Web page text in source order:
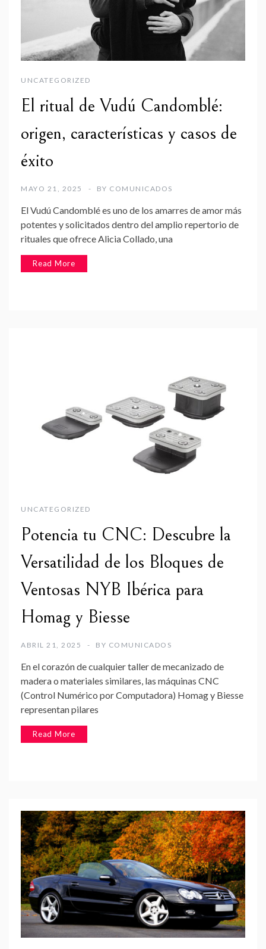
UNCATEGORIZED
El ritual de Vudú Candomblé:
origen, características y casos de
éxito
MAYO 21, 2025 BY COMUNICADOS
El Vudú Candomblé es uno de los amarres de amor más
potentes y solicitados dentro del amplio repertorio de
rituales que ofrece Alicia Collado, una
Read More
UNCATEGORIZED
Potencia tu CNC: Descubre la
Versatilidad de los Bloques de
Ventosas NYB Ibérica para
Homag y Biesse
ABRIL 21, 2025 BY COMUNICADOS
En el corazón de cualquier taller de mecanizado de
madera o materiales similares, las máquinas CNC
(Control Numérico por Computadora) Homag y Biesse
representan pilares
Read More